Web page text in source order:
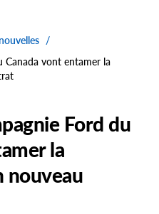
/
Canada vont entamer la
Ford du
la
nouveau